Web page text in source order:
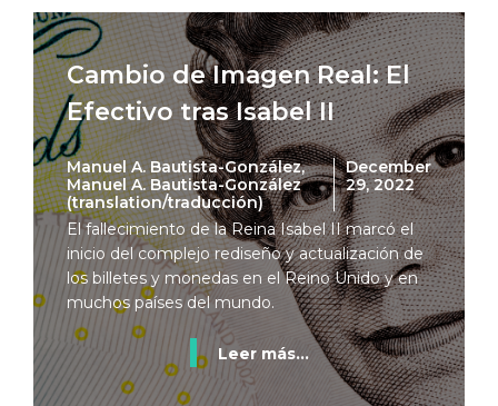
Cambio de Imagen Real: El
Efectivo tras Isabel II
Manuel A. Bautista-González,
Manuel A. Bautista-González
(translation/traducción)
December
29, 2022
El fallecimiento de la Reina Isabel II marcó el
inicio del complejo rediseño y actualización de
los billetes y monedas en el Reino Unido y en
muchos países del mundo.
Leer más...